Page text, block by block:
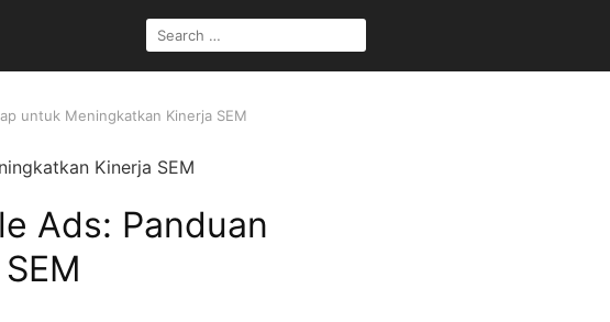
SEARCH
FOR:
untuk Meningkatkan Kinerja SEM
Ads: Panduan